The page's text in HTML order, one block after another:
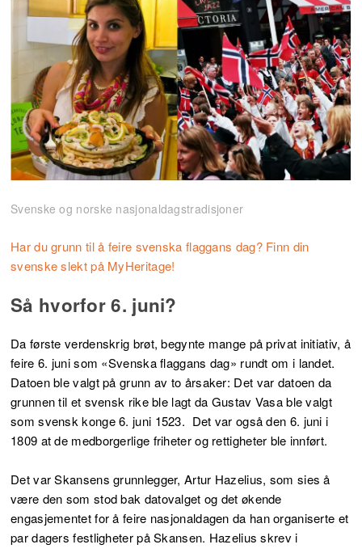
Svenske og norske nasjonaldagstradisjoner
Har du grunn til å feire svenska flaggans dag? Finn din
svenske slekt på MyHeritage!
Så hvorfor 6. juni?
Da første verdenskrig brøt, begynte mange på privat initiativ, å
feire 6. juni som «Svenska flaggans dag» rundt om i landet.
Datoen ble valgt på grunn av to årsaker: Det var datoen da
grunnen til et svensk rike ble lagt da Gustav Vasa ble valgt
som svensk konge 6. juni 1523. Det var også den 6. juni i
1809 at de medborgerlige friheter og rettigheter ble innført.
Det var Skansens grunnlegger, Artur Hazelius, som sies å
være den som stod bak datovalget og det økende
engasjementet for å feire nasjonaldagen da han organiserte et
par dagers festligheter på Skansen. Hazelius skrev i